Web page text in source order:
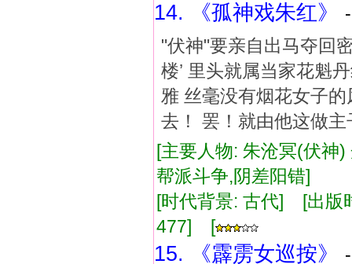
14. 《孤神戏朱红》
"伏神"要亲自出马夺回
楼’ 里头就属当家花魁
雅 丝毫没有烟花女子
去！ 罢！就由他这做
[主要人物: 朱沧冥(伏
帮派斗争,阴差阳错]
[时代背景: 古代] [出
477] [
15. 《霹雳女巡按》